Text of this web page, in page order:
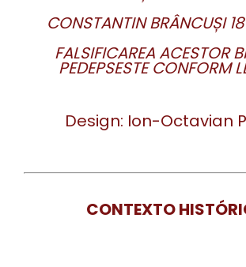
CONSTANTIN BRÂNCUȘI
FALSIFICAREA ACESTOR
PEDEPSESTE CONFORM
Design: Ion-Octavian
CONTEXTO